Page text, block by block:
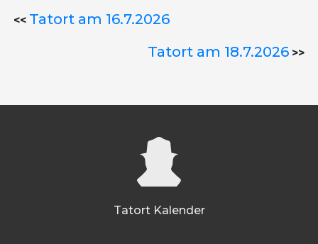
<< Tatort am 16.7.2026
Tatort am 18.7.2026 >>
Tatort Kalender